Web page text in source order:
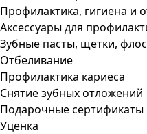
Профилактика, гигиена и
Аксессуары для
Зубные пасты, щетки,
Отбеливание
Профилактика кариеса
Снятие зубных отложений
Подарочные сертификаты
Уценка